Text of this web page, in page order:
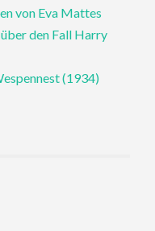
von Eva Mattes
den Fall Harry
(1934)